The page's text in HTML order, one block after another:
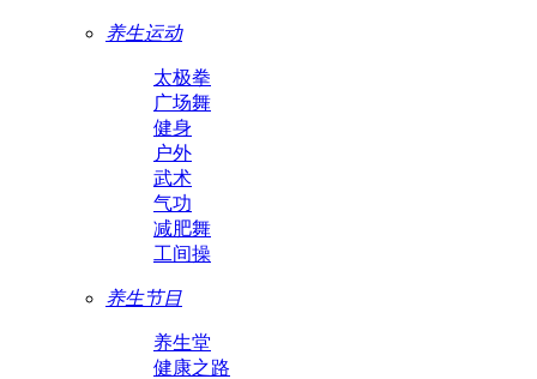
养生运动
太极拳
广场舞
健身
户外
武术
气功
减肥舞
工间操
养生节目
养生堂
健康之路